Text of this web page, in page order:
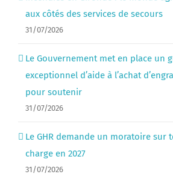
aux côtés des services de secours
31/07/2026
Le Gouvernement met en place un
exceptionnel d’aide à l’achat
pour soutenir
31/07/2026
Le GHR demande un moratoire sur
charge en 2027
31/07/2026